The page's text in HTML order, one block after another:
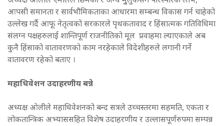
आपसी समानता र सार्वभौमिकताका आधारमा सम्बन्ध विकास गर्न चाहेको
उल्लेख गर्दै आफू नेतृत्वको सरकारले पृथकतावाद र हिंसात्मक गतिविधिमा
संलग्न पक्षहरुलाई शान्तिपूर्ण राजनीतिको मूल प्रवाहमा ल्याएकाले अब
कुनै हिंसाको वातावरणको काम नरहेकाले विदेशीहरुले लगानी गर्ने
वातावरण रहेको बताए ।
महाधिवेशन उदाहरणीय बन्ने
अध्यक्ष ओलीले महाधिवेशनको बन्द सत्रले उच्चस्तरमा सहमति, एकता र
लोकतान्त्रिक अभ्याससहित विशेष उदाहरणीय र उल्लासपूर्णरुपमा सम्पन्न